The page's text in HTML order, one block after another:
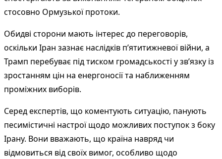
стосовно Ормузької протоки.
Обидві сторони мають інтерес до переговорів,
оскільки Іран зазнає наслідків п’ятитижневої війни, а
Трамп перебуває під тиском громадськості у зв’язку із
зростанням цін на енергоносії та наближенням
проміжних виборів.
Серед експертів, що коментують ситуацію, панують
песимістичні настрої щодо можливих поступок з боку
Ірану. Вони вважають, що країна навряд чи
відмовиться від своїх вимог, особливо щодо